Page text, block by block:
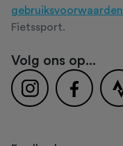
gebruiksvoorwaarden
Fietssport.
Volg ons op...